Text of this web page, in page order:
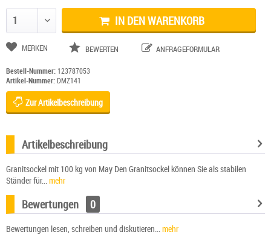
IN DEN WARENKORB
MERKEN BEWERTEN ANFRAGEFORMULAR
Bestell-Nummer:123787053
Artikel-Nummer:DMZ141
Zur Artikelbeschreibung
Artikelbeschreibung
Granitsockel mit 100 kg von May Den Granitsockel können Sie als stabilen
Ständer für... mehr
Bewertungen 0
Bewertungen lesen, schreiben und diskutieren... mehr